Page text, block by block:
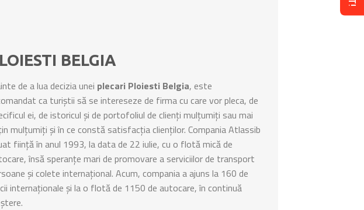
BELGIA
de a lua decizia unei plecari Ploiesti Belgia, este
ca turiștii să se intereseze de firma cu care vor pleca, de
ei, de istoricul și de portofoliul de clienți mulțumiți sau mai
mulțumiți și în ce constă satisfacția clienților. Compania Atlassib
ființă în anul 1993, la data de 22 iulie, cu o flotă mică de
însă speranțe mari de promovare a serviciilor de transport
și colete internațional. Acum, compania a ajuns la 160 de
internaționale și la o flotă de 1150 de autocare, în continuă